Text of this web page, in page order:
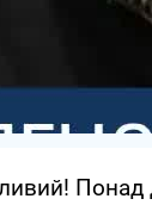
Понад